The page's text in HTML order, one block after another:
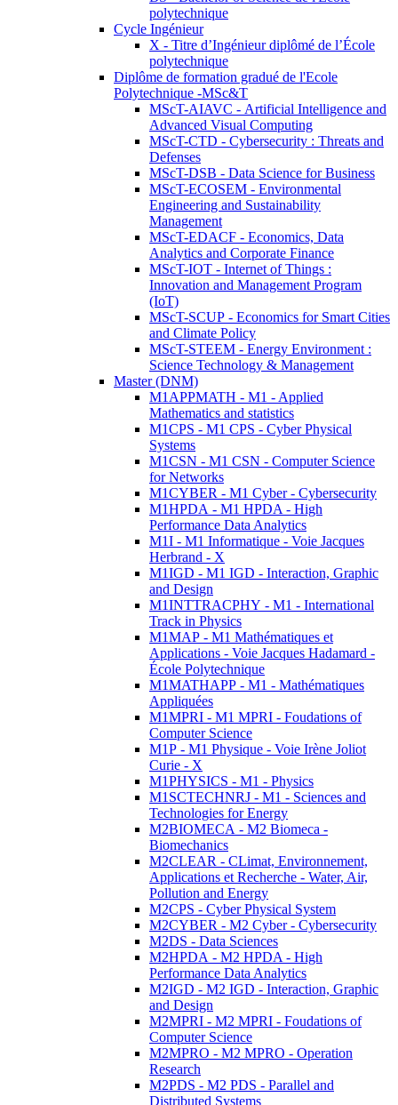
polytechnique
Cycle Ingénieur
X - Titre d’Ingénieur diplômé de l’École
polytechnique
Diplôme de formation gradué de l'Ecole
Polytechnique -MSc&T
MScT-AIAVC - Artificial Intelligence and
Advanced Visual Computing
MScT-CTD - Cybersecurity : Threats and
Defenses
MScT-DSB - Data Science for Business
MScT-ECOSEM - Environmental
Engineering and Sustainability
Management
MScT-EDACF - Economics, Data
Analytics and Corporate Finance
MScT-IOT - Internet of Things :
Innovation and Management Program
(IoT)
MScT-SCUP - Economics for Smart Cities
and Climate Policy
MScT-STEEM - Energy Environment :
Science Technology & Management
Master (DNM)
M1APPMATH - M1 - Applied
Mathematics and statistics
M1CPS - M1 CPS - Cyber Physical
Systems
M1CSN - M1 CSN - Computer Science
for Networks
M1CYBER - M1 Cyber - Cybersecurity
M1HPDA - M1 HPDA - High
Performance Data Analytics
M1I - M1 Informatique - Voie Jacques
Herbrand - X
M1IGD - M1 IGD - Interaction, Graphic
and Design
M1INTTRACPHY - M1 - International
Track in Physics
M1MAP - M1 Mathématiques et
Applications - Voie Jacques Hadamard -
École Polytechnique
M1MATHAPP - M1 - Mathématiques
Appliquées
M1MPRI - M1 MPRI - Foudations of
Computer Science
M1P - M1 Physique - Voie Irène Joliot
Curie - X
M1PHYSICS - M1 - Physics
M1SCTECHNRJ - M1 - Sciences and
Technologies for Energy
M2BIOMECA - M2 Biomeca -
Biomechanics
M2CLEAR - CLimat, Environnement,
Applications et Recherche - Water, Air,
Pollution and Energy
M2CPS - Cyber Physical System
M2CYBER - M2 Cyber - Cybersecurity
M2DS - Data Sciences
M2HPDA - M2 HPDA - High
Performance Data Analytics
M2IGD - M2 IGD - Interaction, Graphic
and Design
M2MPRI - M2 MPRI - Foudations of
Computer Science
M2MPRO - M2 MPRO - Operation
Research
M2PDS - M2 PDS - Parallel and
Distributed Systems